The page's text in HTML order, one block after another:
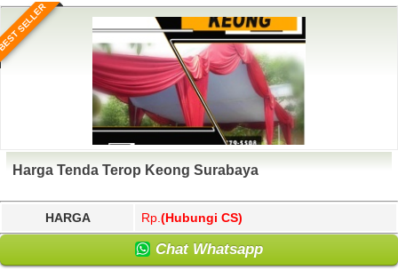
SELLER
Harga Tenda Terop Keong Surabaya
HARGA Rp. (Hubungi CS)
Chat Whatsapp